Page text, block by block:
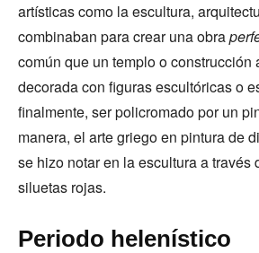
artísticas como la escultura,
combinaban para crear una obra
común que un templo o construcción
decorada con figuras escultóricas o
finalmente, ser policromado por un
manera, el arte griego en pintura de
se hizo notar en la escultura a través
siluetas rojas.
Periodo helenístico